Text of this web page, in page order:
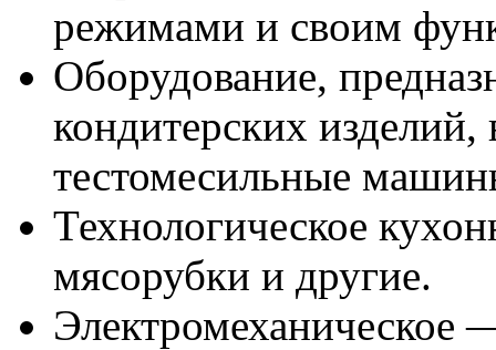
режимами и своим
Оборудование,
кондитерских
тестомесильные
Технологическое
мясорубки и другие.
Электромеханическое